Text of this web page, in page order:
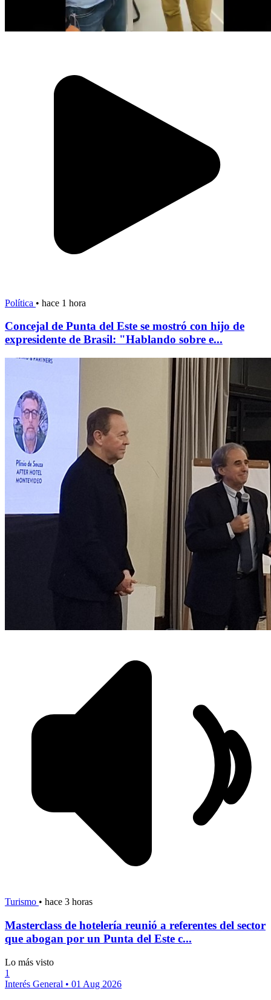
Política • hace 1 hora
Concejal de Punta del Este se mostró con hijo de
expresidente de Brasil: "Hablando sobre e...
Turismo • hace 3 horas
Masterclass de hotelería reunió a referentes del sector
que abogan por un Punta del Este c...
Lo más visto
1
Interés General • 01 Aug 2026